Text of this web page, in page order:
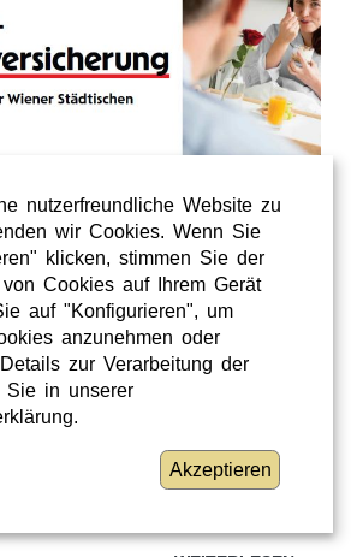
Sonstiges
Niederösterreich
Überregional
Kranken-
bis 25%
der WIENER Städtische
nutzerfreundliche Website zu
wir Cookies. Wenn Sie
klicken, stimmen Sie der
Cookies auf Ihrem Gerät
auf "Konfigurieren", um
anzunehmen oder
zur Verarbeitung der
Sie in unserer
Akzeptieren